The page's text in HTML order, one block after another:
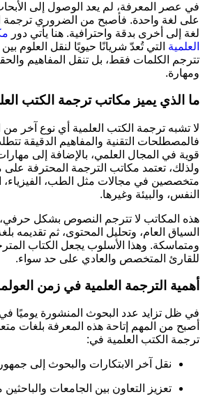
في عصر المعرفة، لم يعد الوصول إلى
على لغة واحدة. فأصبح من الضروري ترجمة
لغة إلى أخرى بدقة واحترافية. هنا يأتي دور
العلمية التي تُعدّ شريانًا حيويًا لنقل العلوم
تترجم الكلمات فقط، بل تنقل المفاهيم
ومهارة.
ما الذي يميز مكاتب ترجمة الكتب
لا تشبه ترجمة الكتب العلمية أي نوع آخر من
فالمصطلحات التقنية والمفاهيم الدقيقة
قوية في المجال العلمي، بالإضافة إلى
ولذلك، تعتمد مكاتب الترجمة المحترفة
متخصصين في مجالات مثل الطب، الفيزياء،
النفس، والبيئة وغيرها.
هذه المكاتب لا تترجم النصوص بشكل
السياق العام، وتحليل المحتوى، ثم تقديمه
ومتماسكة. وهذا الأسلوب يجعل الكتاب
للقارئ المتخصص والعادي على حد سواء.
أهمية الترجمة العلمية في زمن
في ظل تزايد عدد البحوث المنشورة يوميًا في
أصبح من المهم إتاحة هذه المعرفة بلغات
ترجمة الكتب العلمية في:
نقل آخر الابتكارات والبحوث إلى
تعزيز التعاون بين الجامعات